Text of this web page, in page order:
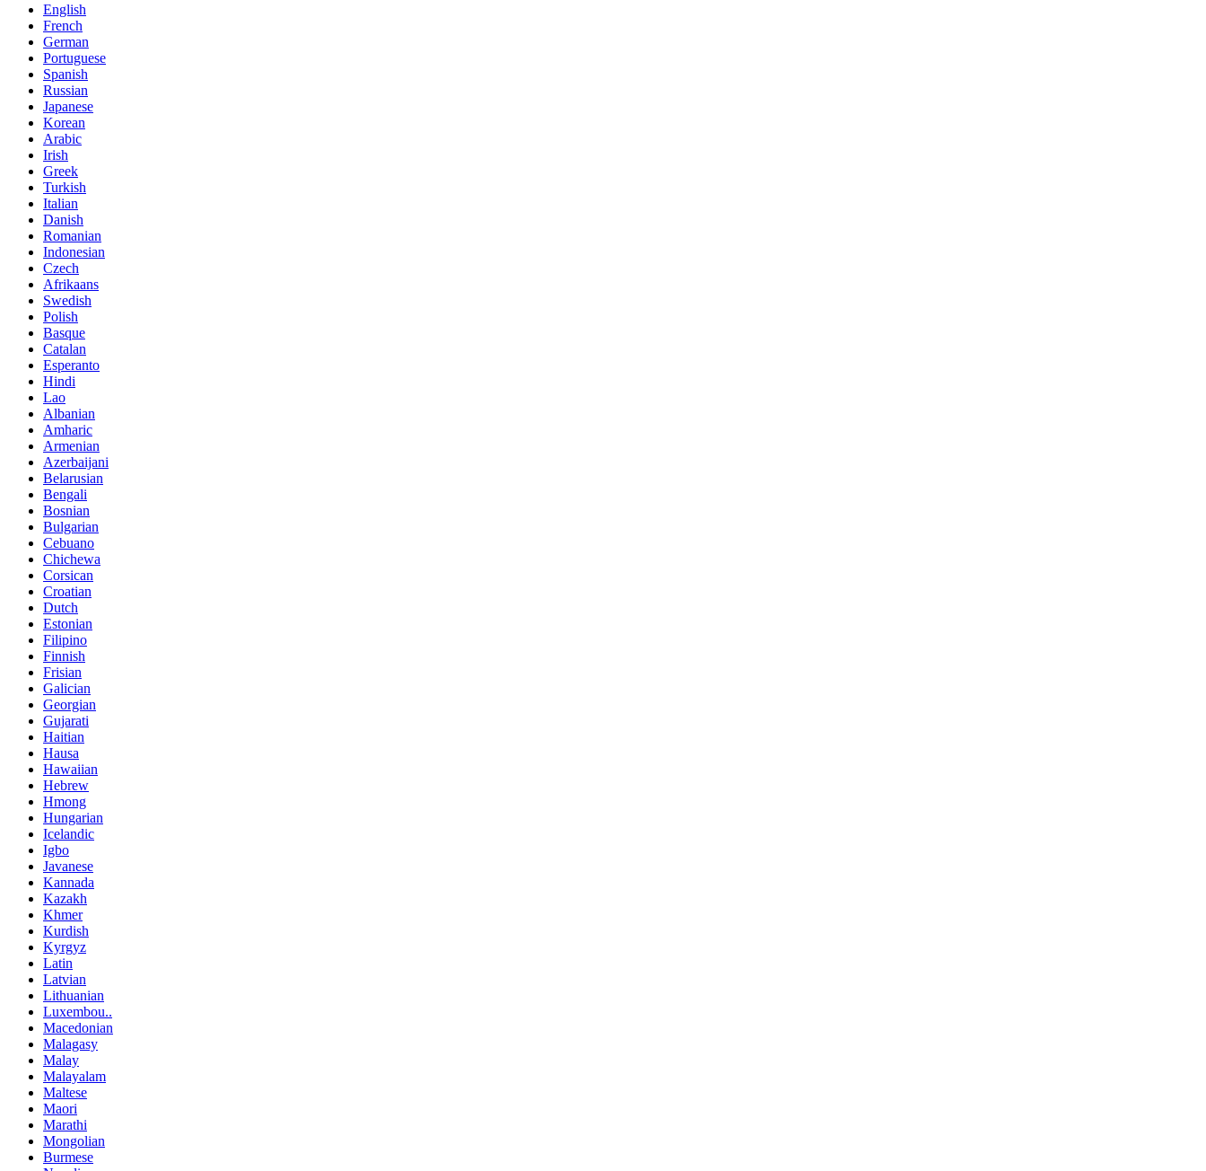
English
French
German
Portuguese
Spanish
Russian
Japanese
Korean
Arabic
Irish
Greek
Turkish
Italian
Danish
Romanian
Indonesian
Czech
Afrikaans
Swedish
Polish
Basque
Catalan
Esperanto
Hindi
Lao
Albanian
Amharic
Armenian
Azerbaijani
Belarusian
Bengali
Bosnian
Bulgarian
Cebuano
Chichewa
Corsican
Croatian
Dutch
Estonian
Filipino
Finnish
Frisian
Galician
Georgian
Gujarati
Haitian
Hausa
Hawaiian
Hebrew
Hmong
Hungarian
Icelandic
Igbo
Javanese
Kannada
Kazakh
Khmer
Kurdish
Kyrgyz
Latin
Latvian
Lithuanian
Luxembou..
Macedonian
Malagasy
Malay
Malayalam
Maltese
Maori
Marathi
Mongolian
Burmese